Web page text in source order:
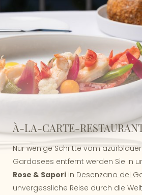
À-LA-CARTE-
Nur wenige Schritte vom
Gardasees entfernt werden Sie in
Rose & Sapori in Desenzano del
unvergessliche Reise durch die